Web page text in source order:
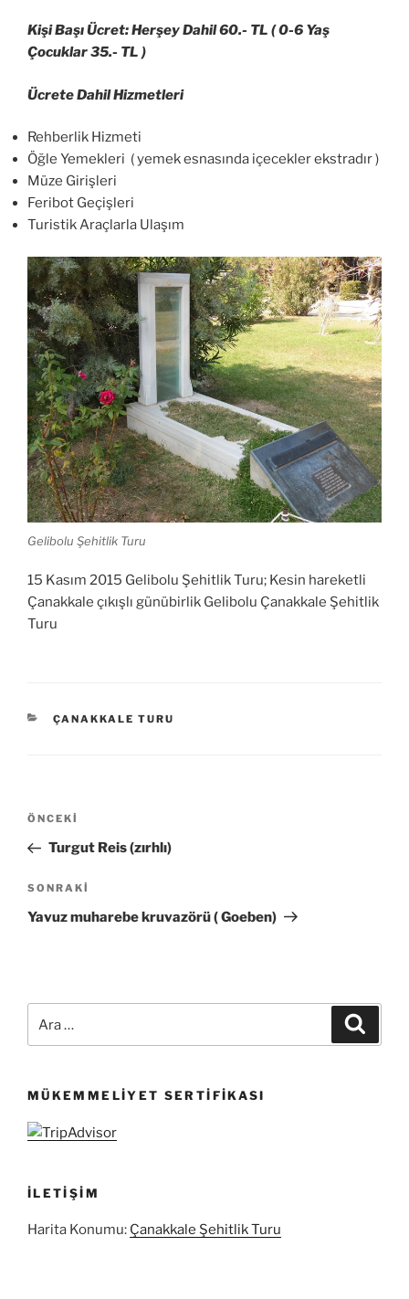
Kişi Başı Ücret: Herşey Dahil 60.- TL ( 0-6 Yaş
Çocuklar 35.- TL )
Ücrete Dahil Hizmetleri
Rehberlik Hizmeti
Öğle Yemekleri ( yemek esnasında içecekler ekstradır )
Müze Girişleri
Feribot Geçişleri
Turistik Araçlarla Ulaşım
Gelibolu Şehitlik Turu
15 Kasım 2015 Gelibolu Şehitlik Turu; Kesin hareketli
Çanakkale çıkışlı günübirlik Gelibolu Çanakkale Şehitlik
Turu
KATEGORILER
ÇANAKKALE TURU
Yazı
Önceki
Yazı
ÖNCEKI
Turgut Reis (zırhlı)
Sonraki
Yazı
SONRAKI
Yavuz muharebe kruvazörü ( Goeben)
MÜKEMMELIYET SERTIFIKASI
İLETIŞIM
Harita Konumu: Çanakkale Şehitlik Turu